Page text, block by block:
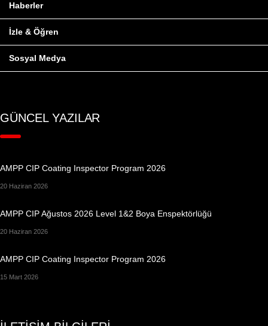
Haberler
İzle & Öğren
Sosyal Medya
GÜNCEL YAZILAR
AMPP CIP Coating Inspector Program 2026
20 Haziran 2026
AMPP CIP Ağustos 2026 Level 1&2 Boya Enspektörlüğü
20 Haziran 2026
AMPP CIP Coating Inspector Program 2026
15 Mart 2026